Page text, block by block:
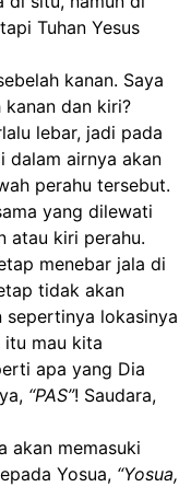
Tuhan Yesus
kanan. Saya
dan kiri?
lebar, jadi pada
dalam airnya akan
perahu tersebut.
yang dilewati
atau kiri perahu.
menebar jala di
tidak akan
sepertinya lokasinya
itu mau kita
apa yang Dia
“PAS”! Saudara,
akan memasuki
Yosua, “Yosua,